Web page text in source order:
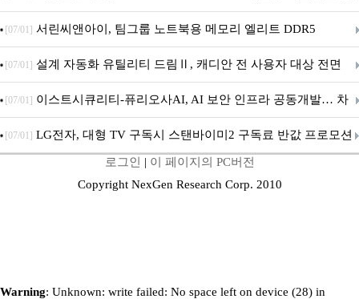
시
[07/01] 서린씨앤아이, 팀그룹 노트북용 메모리 엘리트 DDR5
5600MHz 16GB 출시
[07/01] 설계 자동화 유틸리티 드림Ⅱ, 캐디안 전 사용자 대상 전면
무상 배포
[07/01] 이스트시큐리티-퓨리오사AI, AI 보안 인프라 공동개발… 차
세대 AI 보안 플랫폼 구축
[07/01] LG전자, 대형 TV 구독시 스탠바이미2 구독료 반값 프로모션
로그인 | 이 페이지의 PC버전
Copyright NexGen Research Corp. 2010
Warning: Unknown: write failed: No space left on device (28) in